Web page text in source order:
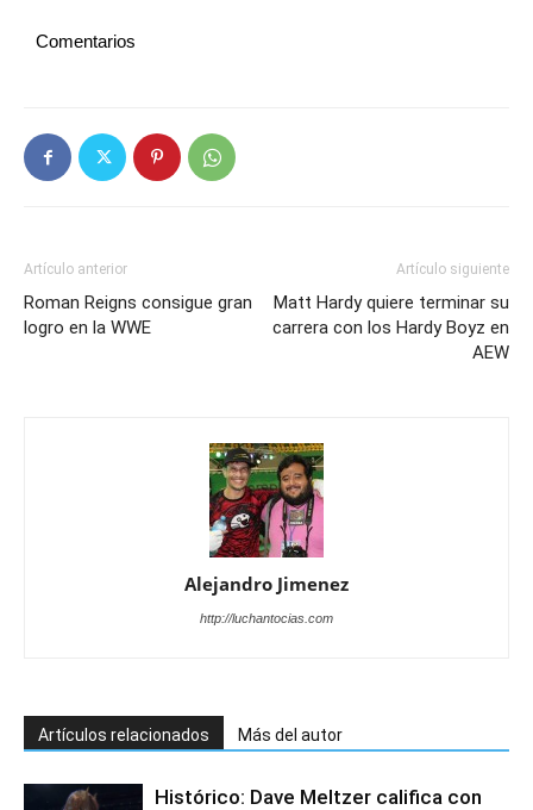
Comentarios
Artículo anterior
Roman Reigns consigue gran
logro en la WWE
Artículo siguiente
Matt Hardy quiere terminar su
carrera con los Hardy Boyz en
AEW
Alejandro Jimenez
http://luchantocias.com
Artículos relacionados Más del autor
Histórico: Dave Meltzer califica con